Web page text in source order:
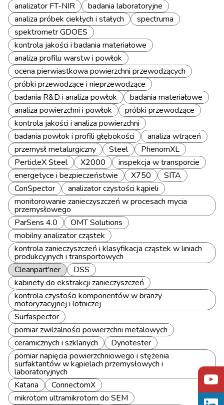
analizator FT-NIR
badania laboratoryjne
analiza próbek ciekłych i stałych
spectruma
spektrometr GDOES
kontrola jakości i badania materiałowe
analiza profilu warstw i powłok
ocena pierwiastkowa powierzchni przewodzących
próbki przewodzące i nieprzewodzące
badania R&D i analiza powłok
badania materiałowe
analiza powierzchni i powłok
próbki przewodzące
kontrola jakości i analiza powierzchni
badania powłok i profili głębokości
analiza wtrąceń
przemysł metalurgiczny
Steel
PhenomXL
PerticleX Steel
X2000
inspekcja w transporcie
energetyce i bezpieczeństwie
X750
SITA
ConSpector
analizator czystości kąpieli
monitorowanie zanieczyszczeń w procesach mycia
przemysłowego
ParSens 4.0
OMT Solutions
mobilny analizator cząstek
kontrola zanieczyszczeń i klasyfikacja cząstek w liniach
produkcyjnych i transportowych
Cleanpart'ner
DSS
kabinety do ekstrakcji zanieczyszczeń
kontrola czystości komponentów w branży
motoryzacyjnej i lotniczej
Surfaspector
pomiar zwilżalności powierzchni metalowych
ceramicznych i szklanych
Dynotester
pomiar napięcia powierzchniowego i stężenia
surfaktantów w kąpielach przemysłowych i
laboratoryjnych
Katana
ConnectomX
mikrotom ultramikrotom do SEM